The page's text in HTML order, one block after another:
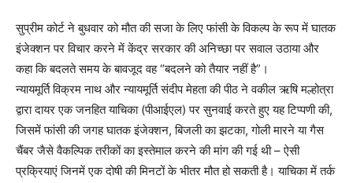
सुप्रीम कोर्ट ने बुधवार को मौत की सजा के लिए फांसी के विकल्प के रूप में घातक
इंजेक्शन पर विचार करने में केंद्र सरकार की अनिच्छा पर सवाल उठाया और
कहा कि बदलते समय के बावजूद वह “बदलने को तैयार नहीं है”।
न्यायमूर्ति विक्रम नाथ और न्यायमूर्ति संदीप मेहता की पीठ ने वकील ऋषि मल्होत्रा ​​
द्वारा दायर एक जनहित याचिका (पीआईएल) पर सुनवाई करते हुए यह टिप्पणी की,
जिसमें फांसी की जगह घातक इंजेक्शन, बिजली का झटका, गोली मारने या गैस
चैंबर जैसे वैकल्पिक तरीकों का इस्तेमाल करने की मांग की गई थी – ऐसी
प्रक्रियाएं जिनमें एक दोषी की मिनटों के भीतर मौत हो सकती है। याचिका में तर्क